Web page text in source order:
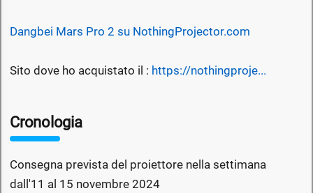
Dangbei Mars Pro 2 su NothingProjector.com
Sito dove ho acquistato il : https://nothingproje...
Cronologia
Consegna prevista del proiettore nella settimana
dall'11 al 15 novembre 2024